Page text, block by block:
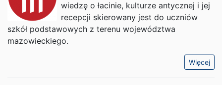
wiedzę o łacinie, kulturze antycznej i jej
recepcji skierowany jest do uczniów
szkół podstawowych z terenu województwa
mazowieckiego.
Więcej